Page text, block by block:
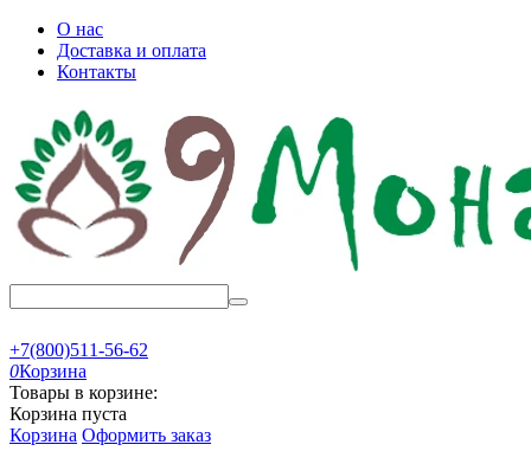
О нас
Доставка и оплата
Контакты
+7(800)511-56-62
0Корзина
Товары в корзине:
Корзина пуста
Корзина Оформить заказ